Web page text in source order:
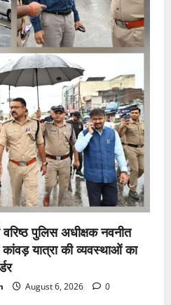
वरिष्ठ पुलिस अधीक्षक नवनीत
कांवड़ यात्रा की व्यवस्थाओं का
August 6, 2026 0